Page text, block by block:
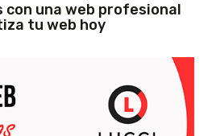
una web profesional
tu web hoy